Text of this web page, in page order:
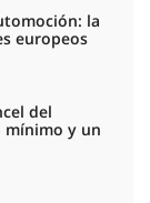
la
europeos
del
mínimo y un